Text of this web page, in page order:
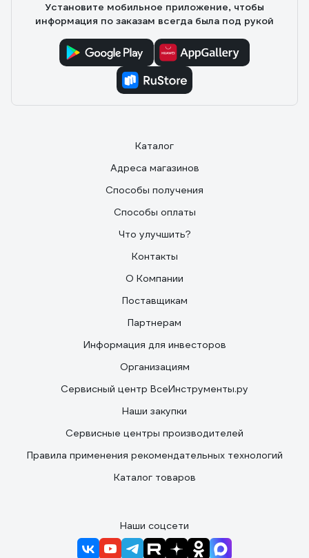
Установите мобильное приложение, чтобы
информация по заказам всегда была под рукой
Каталог
Адреса магазинов
Способы получения
Способы оплаты
Что улучшить?
Контакты
О Компании
Поставщикам
Партнерам
Информация для инвесторов
Организациям
Сервисный центр ВсеИнструменты.ру
Наши закупки
Сервисные центры производителей
Правила применения рекомендательных технологий
Каталог товаров
Наши соцсети